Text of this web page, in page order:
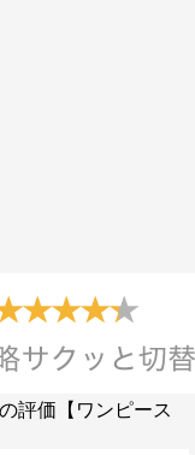
評価【ワンピース